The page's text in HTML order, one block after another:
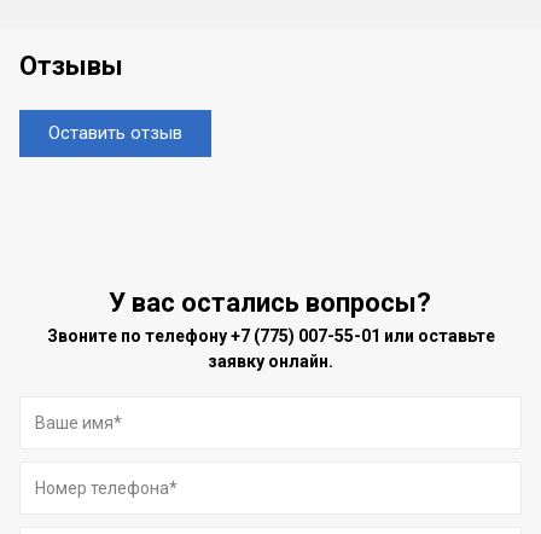
Отзывы
Оставить отзыв
У вас остались вопросы?
Звоните по телефону+7 (775) 007-55-01 или оставьте
заявку онлайн.